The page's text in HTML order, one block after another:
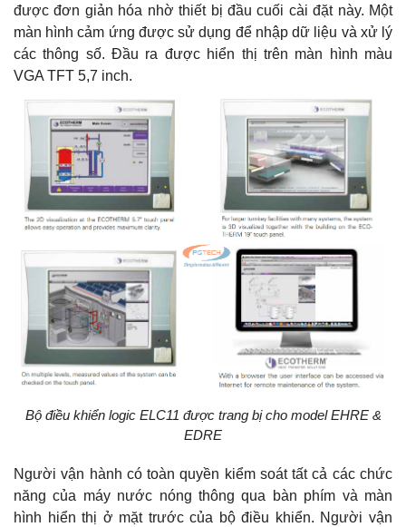
được đơn giản hóa nhờ thiết bị đầu cuối cài đặt này. Một
màn hình cảm ứng được sử dụng để nhập dữ liệu và xử lý
các thông số. Đầu ra được hiển thị trên màn hình màu
VGA TFT 5,7 inch.
Bộ điều khiển logic ELC11 được trang bị cho model EHRE &
EDRE
Người vận hành có toàn quyền kiểm soát tất cả các chức
năng của máy nước nóng thông qua bàn phím và màn
hình hiển thị ở mặt trước của bộ điều khiển. Người vận